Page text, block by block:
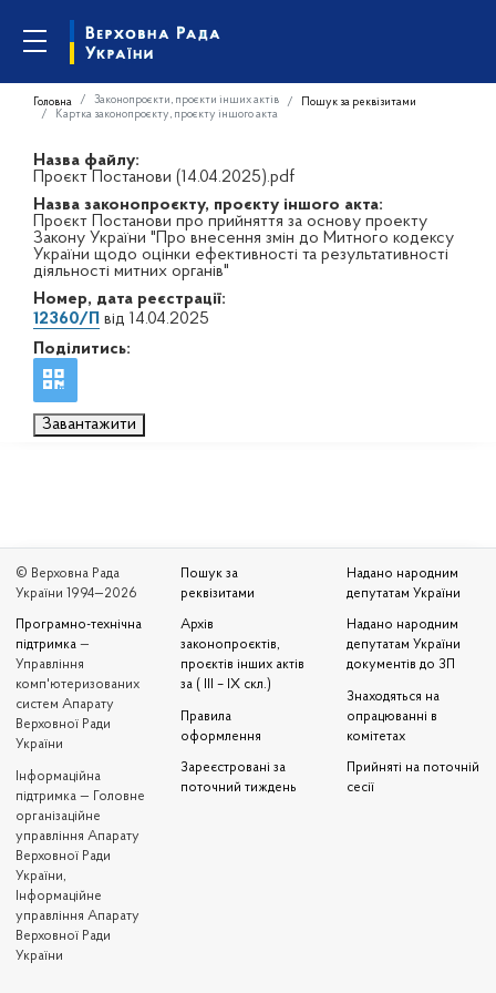
Головна Законопроєкти, проєкти інших актів
Пошук за реквізитами
Картка законопроєкту, проєкту іншого акта
Назва файлу:
Проєкт Постанови (14.04.2025).pdf
Назва законопроєкту, проєкту іншого акта:
Проєкт Постанови про прийняття за основу проекту
Закону України "Про внесення змін до Митного кодексу
України щодо оцінки ефективності та результативності
діяльності митних органів"
Номер, дата реєстрації:
12360/П від 14.04.2025
Поділитись:
Завантажити
© Верховна Рада
України 1994—2026
Програмно-технічна
підтримка —
Управління
комп'ютеризованих
систем Апарату
Верховної Ради
України
Iнформаційна
підтримка — Головне
організаційне
управління Апарату
Верховної Ради
України,
Інформаційне
управління Апарату
Верховної Ради
України
Пошук за
реквізитами
Архів
законопроєктів,
проєктів інших актів
за ( III – IX скл.)
Правила
оформлення
Зареєстровані за
поточний тиждень
Надано народним
депутатам України
Надано народним
депутатам України
документів до ЗП
Знаходяться на
опрацюванні в
комітетах
Прийняті на поточній
сесії